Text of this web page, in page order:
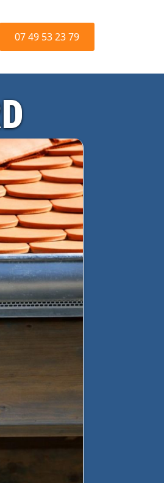
07 49 53 23 79